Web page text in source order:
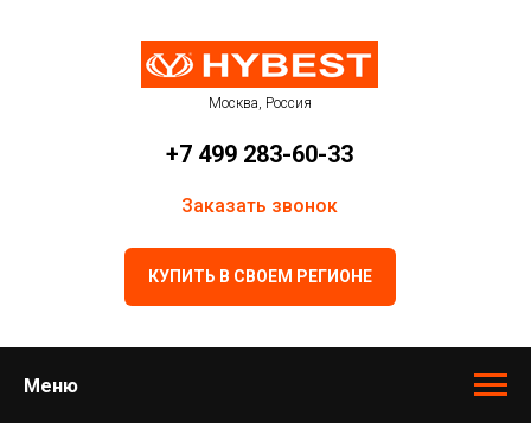
Москва, Россия
+7 499 283-60-33
Заказать звонок
КУПИТЬ В СВОЕМ РЕГИОНЕ
Меню